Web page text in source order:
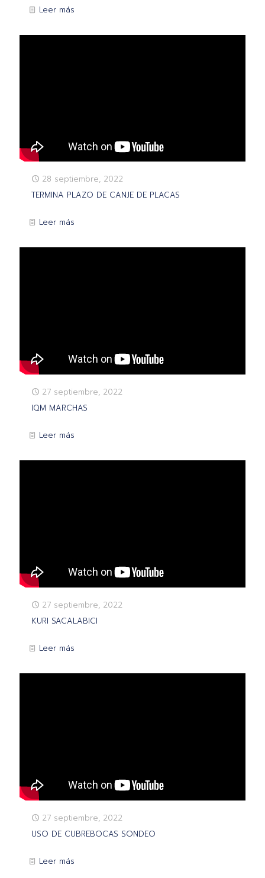
Leer más
28 septiembre, 2022
TERMINA PLAZO DE CANJE DE PLACAS
Leer más
27 septiembre, 2022
IQM MARCHAS
Leer más
27 septiembre, 2022
KURI SACALABICI
Leer más
27 septiembre, 2022
USO DE CUBREBOCAS SONDEO
Leer más